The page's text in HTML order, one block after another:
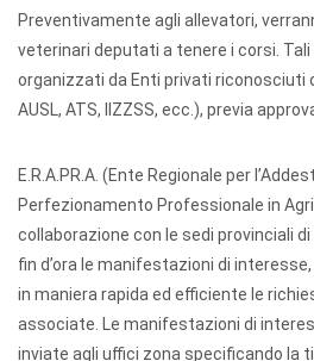
Preventivamente agli allevatori,
veterinari deputati a tenere i corsi.
organizzati da Enti privati riconosciuti
AUSL, ATS, IIZZSS, ecc.), previa
E.R.A.PR.A. (Ente Regionale per
Perfezionamento Professionale in
collaborazione con le sedi provinciali
fin d’ora le manifestazioni di
in maniera rapida ed efficiente le
associate. Le manifestazioni di
inviate agli uffici zona specificando la